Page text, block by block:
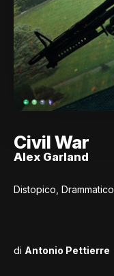
Civil War
Alex Garland
Distopico, Drammatico
di Antonio Pettierre